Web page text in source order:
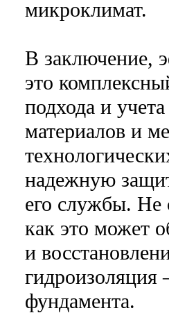
микроклимат.
В заключение,
это
подхода и
материалов и
надежную
его службы. Не
как это может
и
гидроизоляция
фундамента.